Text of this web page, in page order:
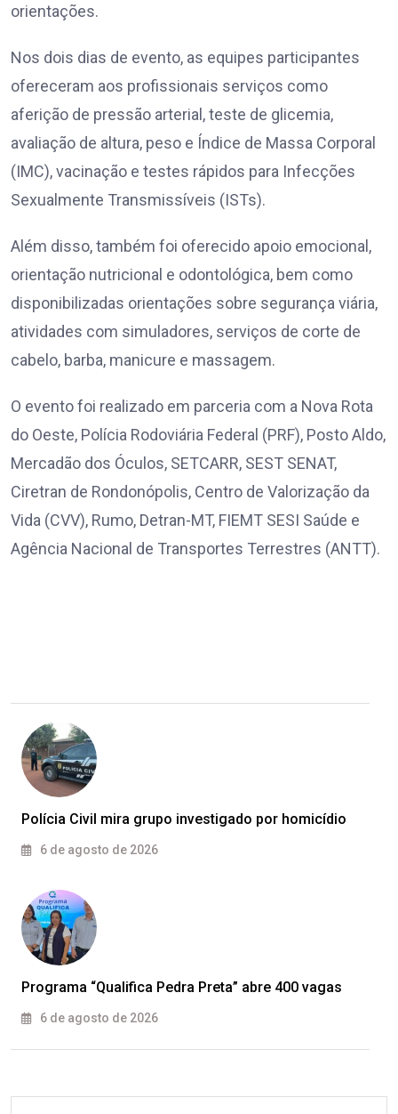
orientações.
Nos dois dias de evento, as equipes participantes
ofereceram aos profissionais serviços como
aferição de pressão arterial, teste de glicemia,
avaliação de altura, peso e Índice de Massa Corporal
(IMC), vacinação e testes rápidos para Infecções
Sexualmente Transmissíveis (ISTs).
Além disso, também foi oferecido apoio emocional,
orientação nutricional e odontológica, bem como
disponibilizadas orientações sobre segurança viária,
atividades com simuladores, serviços de corte de
cabelo, barba, manicure e massagem.
O evento foi realizado em parceria com a Nova Rota
do Oeste, Polícia Rodoviária Federal (PRF), Posto Aldo,
Mercadão dos Óculos, SETCARR, SEST SENAT,
Ciretran de Rondonópolis, Centro de Valorização da
Vida (CVV), Rumo, Detran-MT, FIEMT SESI Saúde e
Agência Nacional de Transportes Terrestres (ANTT).
Polícia Civil mira grupo investigado por homicídio
6 de agosto de 2026
Programa “Qualifica Pedra Preta” abre 400 vagas
6 de agosto de 2026